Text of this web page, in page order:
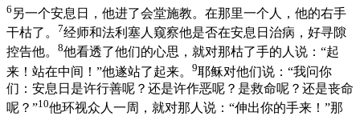
6 另一个安息日，他进了会堂施教。在那里一个人，他的右手
干枯了。 7经师和法利塞人窥察他是否在安息日治病，好寻隙
控告他。 8他看透了他们的心思，就对那枯了手的人说：“起
来！站在中间！”他遂站了起来。 9耶稣对他们说：“我问你
们：安息日是许行善呢？还是许作恶呢？是救命呢？还是丧命
呢？”10他环视众人一周，就对那人说：“伸出你的手来！”那